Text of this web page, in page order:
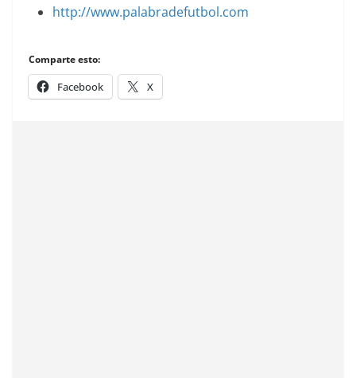
http://www.palabradefutbol.com
Comparte esto:
Facebook X